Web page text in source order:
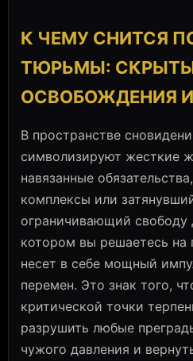
К ЧЕМУ СНИТСЯ
ТЮРЬМЫ:
ОСВОБОЖДЕНИЯ
В пространстве
символизируют жесткие
навязанные
комплексы или
ограничивающий
котором вы решаетесь на
несет в себе мощный
перемен. Это знак того,
критической точки
разрушить любые
чужого давления и